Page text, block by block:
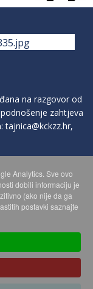
na razgovor od
zahtjeva
tajnica@kckzz.hr,
PODATAKA
Sva prava
Analytics. Sve ovo
dobili informaciju je
(ako nije da ga
postavki saznajte